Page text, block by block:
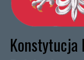
Konstytucja